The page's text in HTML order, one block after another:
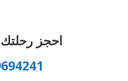
احجز رحلتك